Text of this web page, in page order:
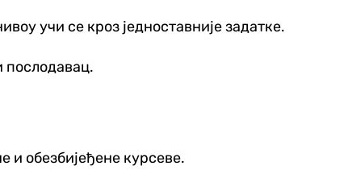
учи се кроз једноставније задатке.
послодавац.
и обезбијеђене курсеве.